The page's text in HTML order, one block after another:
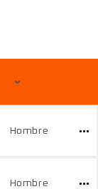
Hombre
Hombre